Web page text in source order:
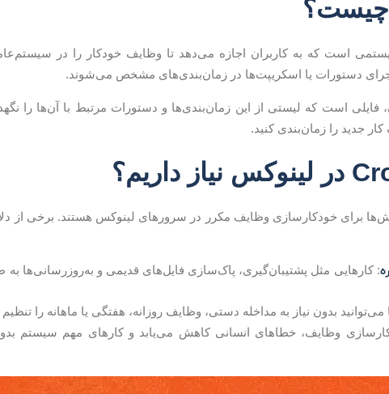
است که به کاربران اجازه می‌دهد تا وظایف خودکار را در
دستورات یا اسکریپت‌ها در زمان‌بندی‌های مشخص می‌شوند.
فایلی است که لیستی از این زمان‌بندی‌ها و دستورات مرتبط با آن‌ها را
جدید را زمان‌بندی کنید.
برای خودکارسازی وظایف مکرر در سرورهای لینوکس هستند. برخی از
: کارهایی مثل پشتیبان‌گیری، پاک‌سازی فایل‌های قدیمی و به‌روزرسانی‌ها به
بدون نیاز به مداخله دستی، وظایف روزانه، هفتگی یا ماهانه را تنظیم
وظایف، خطاهای انسانی کاهش می‌یابد و کارهای مهم سیستم